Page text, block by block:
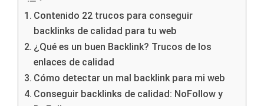
Contenido 22 trucos para conseguir
backlinks de calidad para tu web
¿Qué es un buen Backlink? Trucos de los
enlaces de calidad
Cómo detectar un mal backlink para mi web
Conseguir backlinks de calidad: NoFollow y